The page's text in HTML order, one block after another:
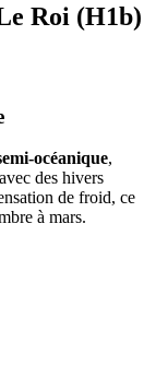
Roi (H1b)
océanique,
des hivers
de froid, ce
à mars.